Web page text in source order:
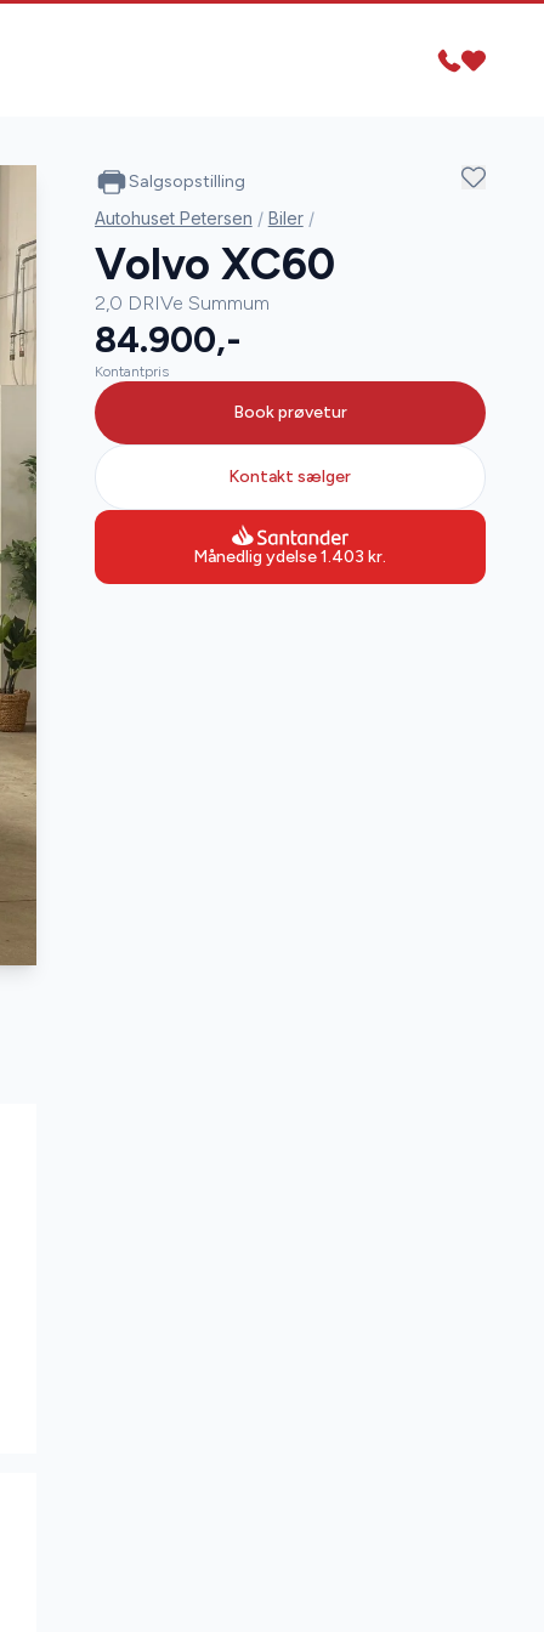
Salgsopstilling
Autohuset Petersen / Biler /
Volvo XC60
2,0 DRIVe Summum
84.900,-
Kontantpris
Book prøvetur
Kontakt sælger
Månedlig ydelse1.403 kr.